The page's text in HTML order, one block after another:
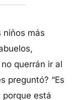
niños más
querrán ir al
preguntó? “Es
porque está